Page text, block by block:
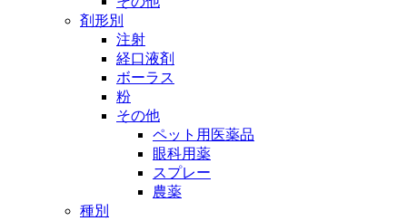
剤形別
注射
経口液剤
ボーラス
粉
その他
ペット用医薬品
眼科用薬
スプレー
農薬
種別